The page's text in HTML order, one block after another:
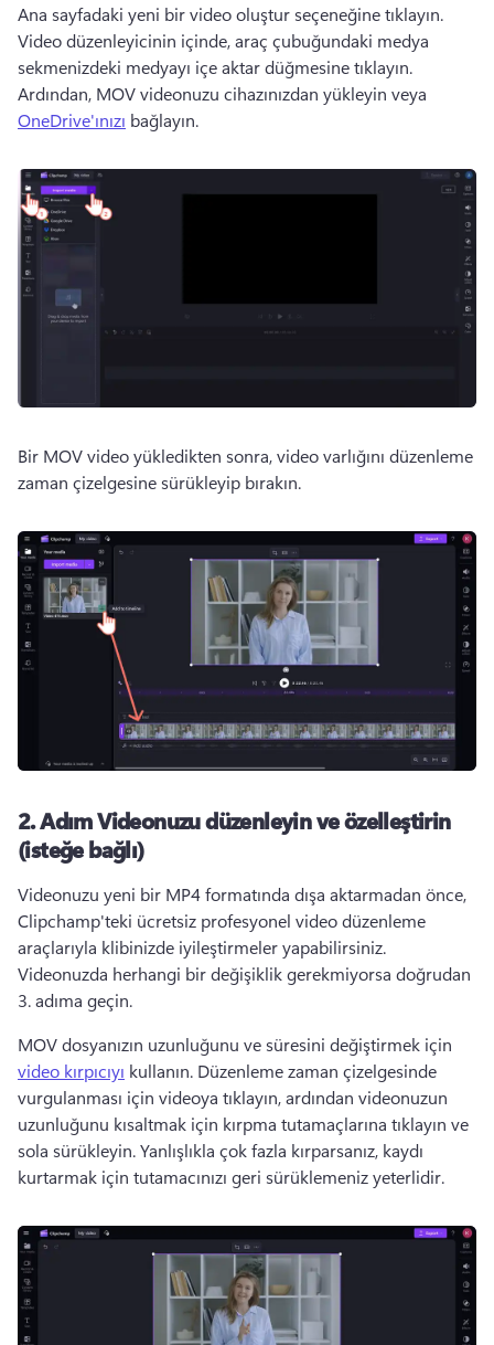
Video düzenleyicinin içinde, araç çubuğundaki medya
Ardından, MOV videonuzu cihazınızdan yükleyin veya
OneDrive'ınızı bağlayın.
Bir MOV video yükledikten sonra, video varlığını düzenleme
zaman çizelgesine sürükleyip bırakın.
2. AdımVideonuzu düzenleyin ve özelleştirin
(isteğe bağlı)
Videonuzu yeni bir MP4 formatında dışa aktarmadan önce,
Clipchamp'teki ücretsiz profesyonel video düzenleme
Videonuzda herhangi bir değişiklik gerekmiyorsa doğrudan
3. adıma geçin.
MOV dosyanızın uzunluğunu ve süresini değiştirmek için
video kırpıcıyı kullanın. Düzenleme zaman çizelgesinde
vurgulanması için videoya tıklayın, ardından videonuzun
uzunluğunu kısaltmak için kırpma tutamaçlarına tıklayın ve
sola sürükleyin. Yanlışlıkla çok fazla kırparsanız, kaydı
kurtarmak için tutamacınızı geri sürüklemeniz yeterlidir.